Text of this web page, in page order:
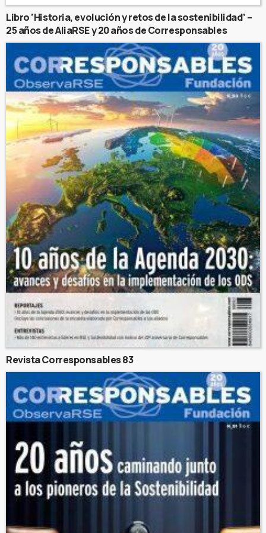
Libro ‘Historia, evolución y retos de la sostenibilidad’ –
25 años de AliaRSE y 20 años de Corresponsables
Revista Corresponsables 83